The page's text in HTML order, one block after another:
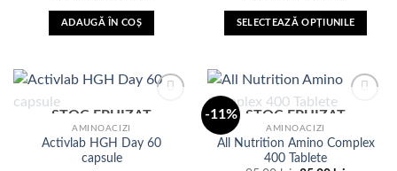
fi
alese
produsului.
a
fost:
58,00 lei.
ADAUGĂ ÎN COȘ
prețuri:
4,50 lei
până
SELECTEAZĂ OPȚIUNILE
are
mai
multe
variații.
Opțiunile
Adauga
STOC EPUIZAT
AMINOACIZI
Activlab HGH Day 60
capsule
-11%
Adauga
STOC EPUIZAT
AMINOACIZI
All Nutrition Amino Complex
400 Tablete